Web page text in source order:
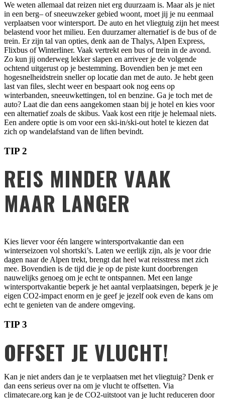
We weten allemaal dat reizen niet erg duurzaam is. Maar als je niet
in een berg– of sneeuwzeker gebied woont, moet jij je nu eenmaal
verplaatsen voor wintersport. De auto en het vliegtuig zijn het meest
belastend voor het milieu. Een duurzamer alternatief is de bus of de
trein. Er zijn tal van opties, denk aan de Thalys, Alpen Express,
Flixbus of Winterliner. Vaak vertrekt een bus of trein in de avond.
Zo kun jij onderweg lekker slapen en arriveer je de volgende
ochtend uitgerust op je bestemming. Bovendien ben je met een
hogesnelheidstrein sneller op locatie dan met de auto. Je hebt geen
last van files, slecht weer en bespaart ook nog eens op
winterbanden, sneeuwkettingen, tol en benzine. Ga je toch met de
auto? Laat die dan eens aangekomen staan bij je hotel en kies voor
een alternatief zoals de skibus. Vaak kost een ritje je helemaal niets.
Een andere optie is om voor een ski-in/ski-out hotel te kiezen dat
zich op wandelafstand van de liften bevindt.
TIP 2
REIS MINDER VAAK
MAAR LANGER
Kies liever voor één langere wintersportvakantie dan een
winterseizoen vol shortski’s. Laten we eerlijk zijn, als je voor drie
dagen naar de Alpen trekt, brengt dat heel wat reisstress met zich
mee. Bovendien is de tijd die je op de piste kunt doorbrengen
nauwelijks genoeg om je echt te ontspannen. Met een lange
wintersportvakantie beperk je het aantal verplaatsingen, beperk je je
eigen CO2-impact enorm en je geef je jezelf ook even de kans om
echt te genieten van de andere omgeving.
TIP 3
OFFSET JE VLUCHT!
Kan je niet anders dan je te verplaatsen met het vliegtuig? Denk er
dan eens serieus over na om je vlucht te offsetten. Via
climatecare.org kan je de CO2-uitstoot van je lucht reduceren door